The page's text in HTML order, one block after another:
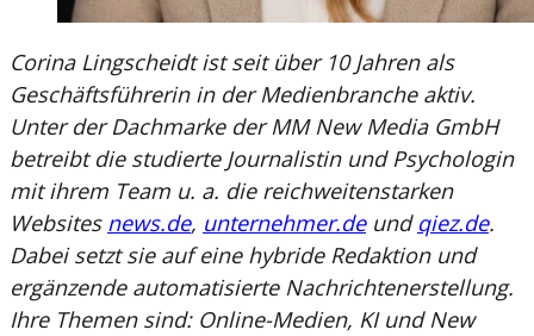
Corina Lingscheidt ist seit über 10 Jahren als
Geschäftsführerin in der Medienbranche aktiv.
Unter der Dachmarke der MM New Media GmbH
betreibt die studierte Journalistin und Psychologin
mit ihrem Team u. a. die reichweitenstarken
Websites news.de, unternehmer.deund qiez.de.
Dabei setzt sie auf eine hybride Redaktion und
ergänzende automatisierte Nachrichtenerstellung.
Ihre Themen sind: Online-Medien, KI und New